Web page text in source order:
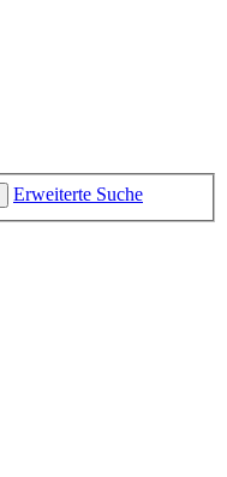
Erweiterte Suche